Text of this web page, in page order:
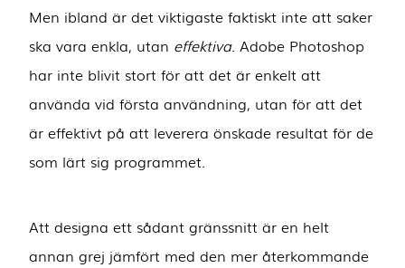
Men ibland är det viktigaste faktiskt inte att saker
ska vara enkla, utan effektiva. Adobe Photoshop
har inte blivit stort för att det är enkelt att
använda vid första användning, utan för att det
är effektivt på att leverera önskade resultat för de
som lärt sig programmet.
Att designa ett sådant gränssnitt är en helt
annan grej jämfört med den mer återkommande